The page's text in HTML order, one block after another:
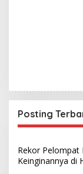
Posting
Rekor Pelompat
Keinginannya di